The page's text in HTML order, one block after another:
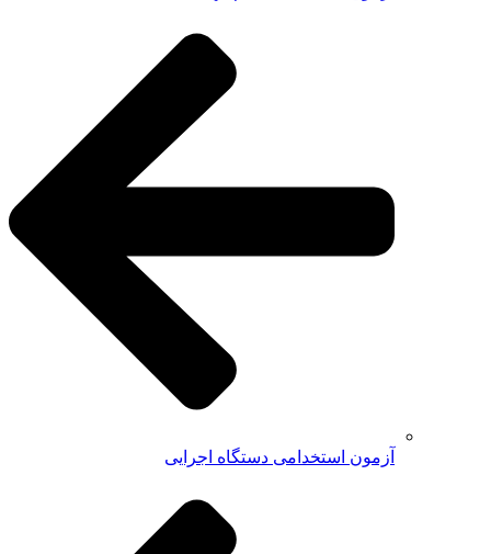
آزمون استخدامی دستگاه اجرایی